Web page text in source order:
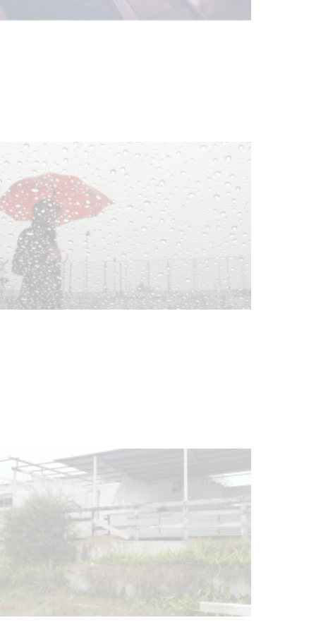
Clases de Muai Thai en Complejo
Turismo accesible para personas
con discapacidad y adultos
mayores